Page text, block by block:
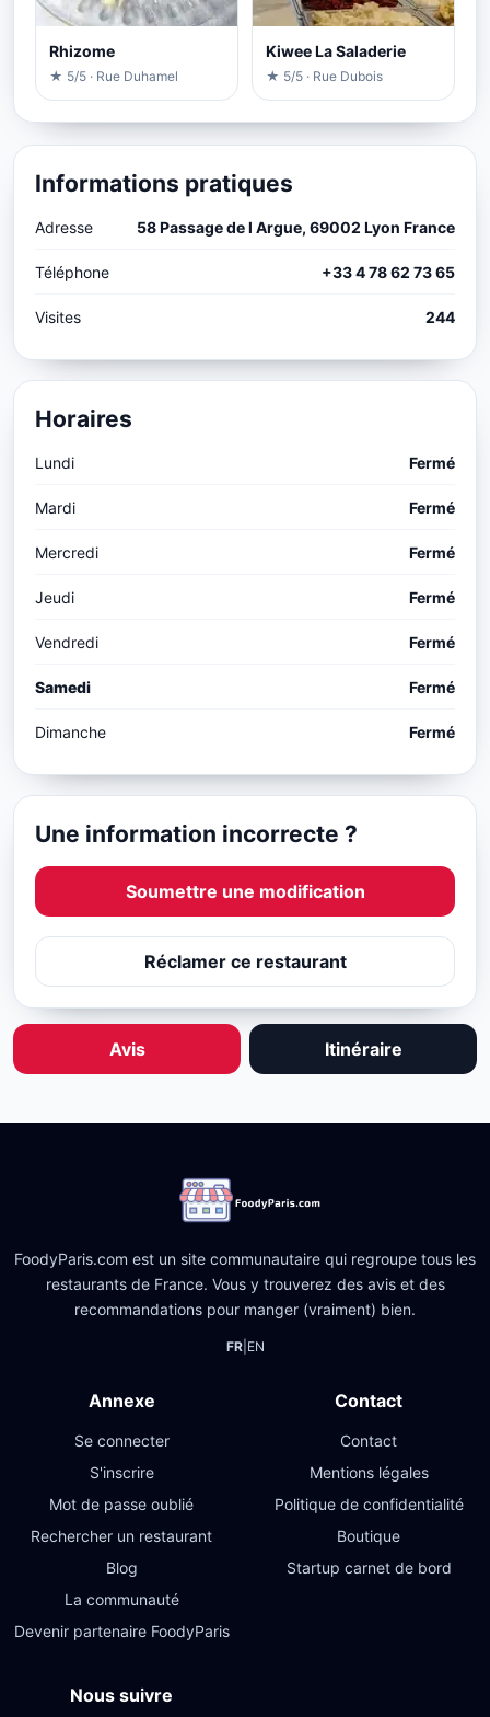
Rhizome
★ 5/5 · Rue Duhamel
Kiwee La Saladerie
★ 5/5 · Rue Dubois
Informations pratiques
Adresse 58 Passage de l Argue, 69002 Lyon France
Téléphone +33 4 78 62 73 65
Visites 244
Horaires
Lundi Fermé
Mardi Fermé
Mercredi Fermé
Jeudi Fermé
Vendredi Fermé
Samedi Fermé
Dimanche Fermé
Une information incorrecte ?
Soumettre une modification
Réclamer ce restaurant
Avis Itinéraire
FoodyParis.com est un site communautaire qui regroupe tous les
restaurants de France. Vous y trouverez des avis et des
recommandations pour manger (vraiment) bien.
FR| EN
Annexe
Se connecter
S'inscrire
Mot de passe oublié
Rechercher un restaurant
Blog
La communauté
Devenir partenaire FoodyParis
Contact
Contact
Mentions légales
Politique de confidentialité
Boutique
Startup carnet de bord
Nous suivre